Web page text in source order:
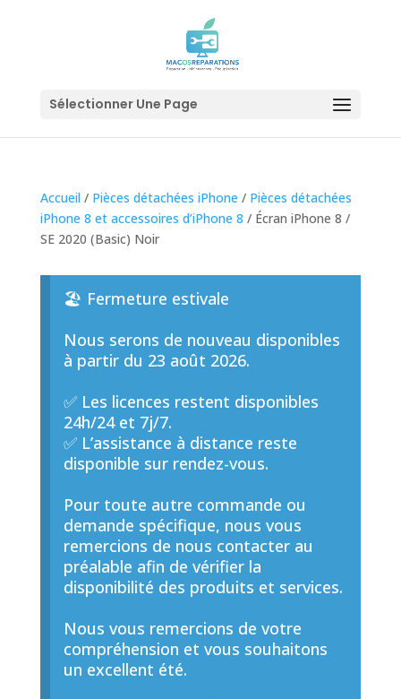
Sélectionner Une Page
Accueil / Pièces détachées iPhone / Pièces détachées
iPhone 8 et accessoires d’iPhone 8 / Écran iPhone 8 /
SE 2020 (Basic) Noir
🏖️ Fermeture estivale
Nous serons de nouveau disponibles
à partir du 23 août 2026.
✅ Les licences restent disponibles
24h/24 et 7j/7.
✅ L’assistance à distance reste
disponible sur rendez-vous.
Pour toute autre commande ou
demande spécifique, nous vous
remercions de nous contacter au
préalable afin de vérifier la
disponibilité des produits et services.
Nous vous remercions de votre
compréhension et vous souhaitons
un excellent été.